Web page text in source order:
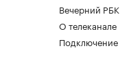
Вечерний РБК
О телеканале
Подключение